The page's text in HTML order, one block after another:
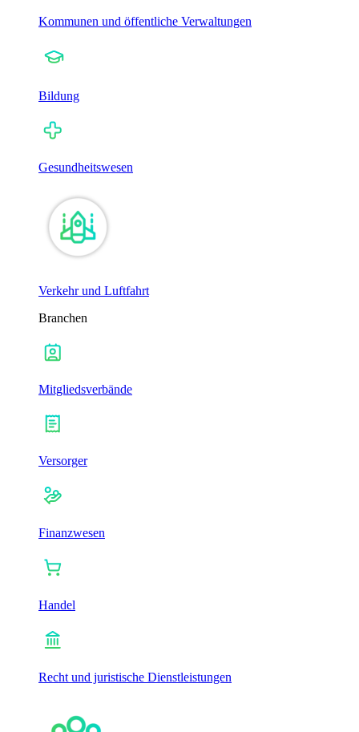
Kommunen und öffentliche Verwaltungen
Bildung
Gesundheitswesen
Verkehr und Luftfahrt
Branchen
Mitgliedsverbände
Versorger
Finanzwesen
Handel
Recht und juristische Dienstleistungen